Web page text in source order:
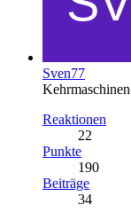
Sven77
Reaktionen
22
Punkte
190
Beiträge
34